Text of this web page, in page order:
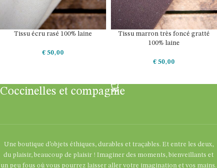
Tissu écru rasé 100% laine
€ 50,00
Tissu marron très foncé gratté
100% laine
€ 50,00
Coccinelles et compagnie
Une boutique d’objets éthiques, durables et traçables. Et entre les deux,
du plaisir, beaucoup de plaisir ! Imaginer des moments, bienveillants et
un peu fous où vous pourrez laisser aller votre imagination et vos mains.